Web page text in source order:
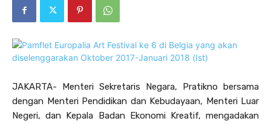
JAKARTA- Menteri Sekretaris Negara, Pratikno bersama
dengan Menteri Pendidikan dan Kebudayaan, Menteri Luar
Negeri, dan Kepala Badan Ekonomi Kreatif, mengadakan